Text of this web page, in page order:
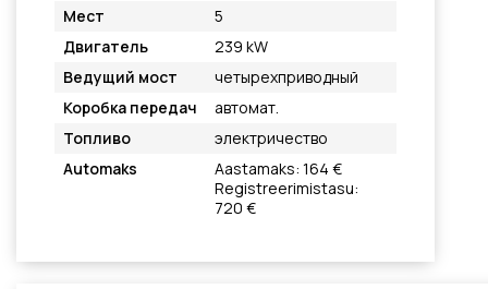
Мест
5
Двигатель
239 kW
Ведущий мост
четырехприводный
Коробка передач
автомат.
Топливо
электричество
Automaks
Aastamaks: 164 €
Registreerimistasu:
720 €